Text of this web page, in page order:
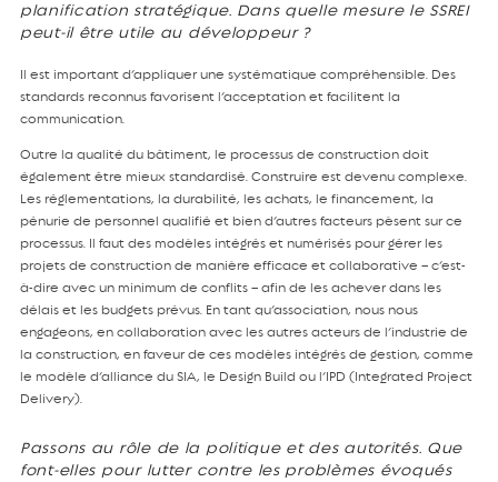
planification stratégique. Dans quelle mesure le SSREI
peut-il être utile au développeur ?
Il est important d’appliquer une systématique compréhensible. Des
standards reconnus favorisent l’acceptation et facilitent la
communication.
Outre la qualité du bâtiment, le processus de construction doit
également être mieux standardisé. Construire est devenu complexe.
Les réglementations, la durabilité, les achats, le financement, la
pénurie de personnel qualifié et bien d’autres facteurs pèsent sur ce
processus. Il faut des modèles intégrés et numérisés pour gérer les
projets de construction de manière efficace et collaborative – c’est-
à-dire avec un minimum de conflits – afin de les achever dans les
délais et les budgets prévus. En tant qu’association, nous nous
engageons, en collaboration avec les autres acteurs de l’industrie de
la construction, en faveur de ces modèles intégrés de gestion, comme
le modèle d’alliance du SIA, le Design Build ou l’IPD (Integrated Project
Delivery).
Passons au rôle de la politique et des autorités. Que
font-elles pour lutter contre les problèmes évoqués